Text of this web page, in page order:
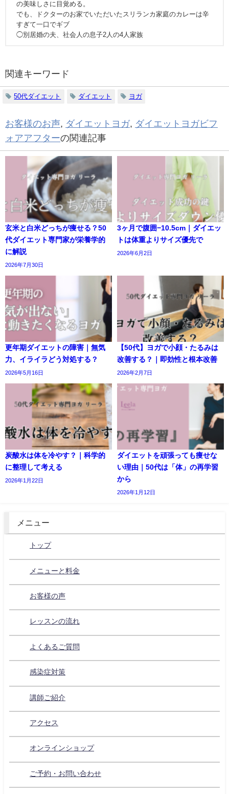
の美味しさに目覚める。
でも、ドクターのお家でいただいたスリランカ家庭のカレーは辛
すぎて一口でギブ
◯別居婚の夫、社会人の息子2人の4人家族
関連キーワード
50代ダイエット ダイエット ヨガ
お客様のお声, ダイエットヨガ, ダイエットヨガビフ
ォアアフターの関連記事
玄米と白米どっちが痩せる？50
代ダイエット専門家が栄養学的
に解説
2026年7月30日
3ヶ月で腹囲−10.5cm｜ダイエッ
トは体重よりサイズ優先で
2026年6月2日
更年期ダイエットの障害｜無気
力、イライラどう対処する？
2026年5月16日
【50代】ヨガで小顔・たるみは
改善する？｜即効性と根本改善
2026年2月7日
炭酸水は体を冷やす？｜科学的
に整理して考える
2026年1月22日
ダイエットを頑張っても痩せな
い理由｜50代は「体」の再学習
から
2026年1月12日
メニュー
トップ
メニューと料金
お客様の声
レッスンの流れ
よくあるご質問
感染症対策
講師ご紹介
アクセス
オンラインショップ
ご予約・お問い合わせ